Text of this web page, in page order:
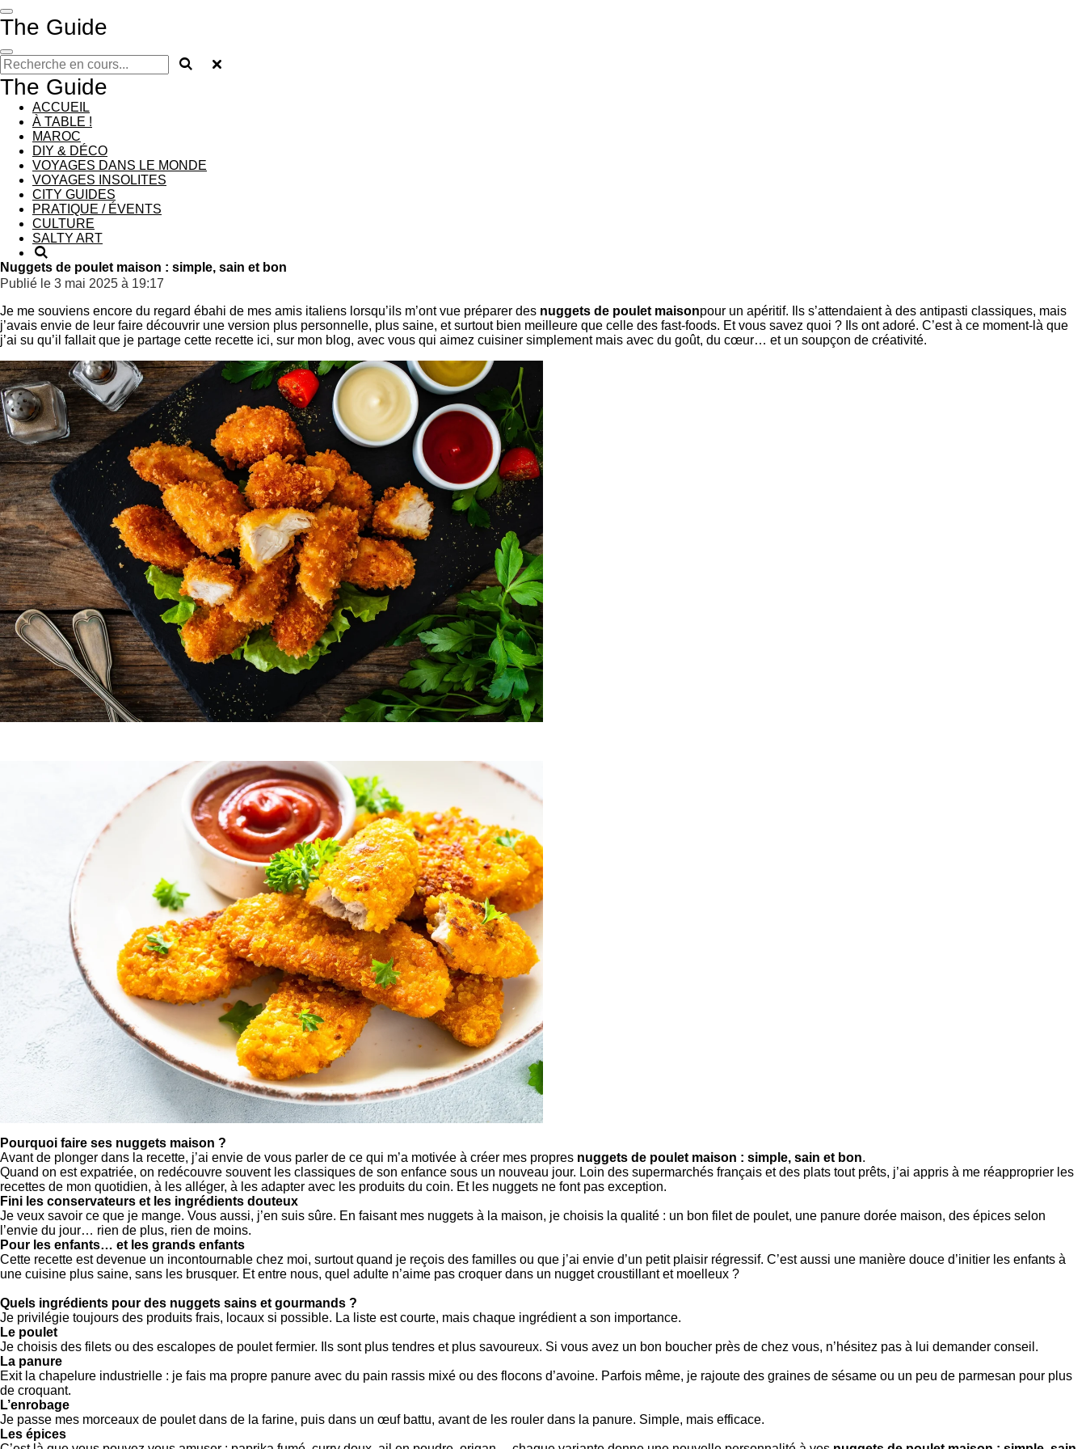
Passer
au
principal
The Guide
The Guide
ACCUEIL
À TABLE !
MAROC
DIY & DÉCO
VOYAGES DANS LE MONDE
VOYAGES INSOLITES
CITY GUIDES
PRATIQUE / ÉVENTS
CULTURE
SALTY ART
Nuggets de poulet maison : simple, sain et bon
Publié le 3 mai 2025 à 19:17
Je me souviens encore du regard ébahi de mes amis italiens lorsqu’ils m’ont vue préparer des nuggets de poulet maisonpour un apéritif. Ils s’attendaient à des antipasti classiques, mais
j’avais envie de leur faire découvrir une version plus personnelle, plus saine, et surtout bien meilleure que celle des fast-foods. Et vous savez quoi ? Ils ont adoré. C’est à ce moment-là que
j’ai su qu’il fallait que je partage cette recette ici, sur mon blog, avec vous qui aimez cuisiner simplement mais avec du goût, du cœur… et un soupçon de créativité.
Pourquoi faire ses nuggets maison ?
Avant de plonger dans la recette, j’ai envie de vous parler de ce qui m’a motivée à créer mes propres nuggets de poulet maison : simple, sain et bon.
Quand on est expatriée, on redécouvre souvent les classiques de son enfance sous un nouveau jour. Loin des supermarchés français et des plats tout prêts, j’ai appris à me réapproprier les
recettes de mon quotidien, à les alléger, à les adapter avec les produits du coin. Et les nuggets ne font pas exception.
Fini les conservateurs et les ingrédients douteux
Je veux savoir ce que je mange. Vous aussi, j’en suis sûre. En faisant mes nuggets à la maison, je choisis la qualité : un bon filet de poulet, une panure dorée maison, des épices selon
l’envie du jour… rien de plus, rien de moins.
Pour les enfants… et les grands enfants
Cette recette est devenue un incontournable chez moi, surtout quand je reçois des familles ou que j’ai envie d’un petit plaisir régressif. C’est aussi une manière douce d’initier les enfants à
une cuisine plus saine, sans les brusquer. Et entre nous, quel adulte n’aime pas croquer dans un nugget croustillant et moelleux ?
Quels ingrédients pour des nuggets sains et gourmands ?
Je privilégie toujours des produits frais, locaux si possible. La liste est courte, mais chaque ingrédient a son importance.
Le poulet
Je choisis des filets ou des escalopes de poulet fermier. Ils sont plus tendres et plus savoureux. Si vous avez un bon boucher près de chez vous, n’hésitez pas à lui demander conseil.
La panure
Exit la chapelure industrielle : je fais ma propre panure avec du pain rassis mixé ou des flocons d’avoine. Parfois même, je rajoute des graines de sésame ou un peu de parmesan pour plus
de croquant.
L’enrobage
Je passe mes morceaux de poulet dans de la farine, puis dans un œuf battu, avant de les rouler dans la panure. Simple, mais efficace.
Les épices